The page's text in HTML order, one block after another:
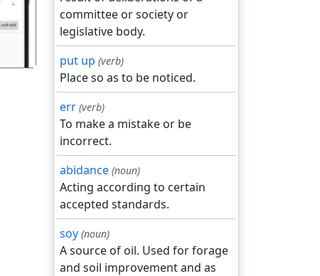
committee or society or
legislative body.
put up (verb)
Place so as to be noticed.
err (verb)
To make a mistake or be
incorrect.
abidance (noun)
Acting according to certain
accepted standards.
soy (noun)
A source of oil. Used for forage
and soil improvement and as